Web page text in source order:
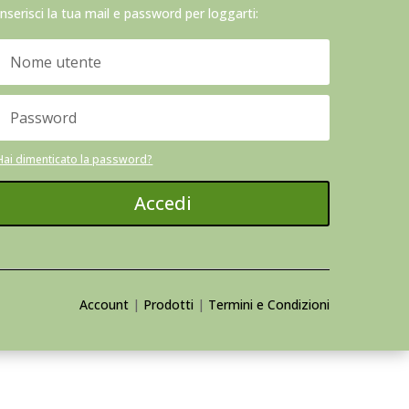
la tua mail e password per loggarti:
dimenticato la password?
Accedi
Account| Prodotti | Termini e Condizioni